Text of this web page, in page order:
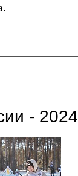
- 2024